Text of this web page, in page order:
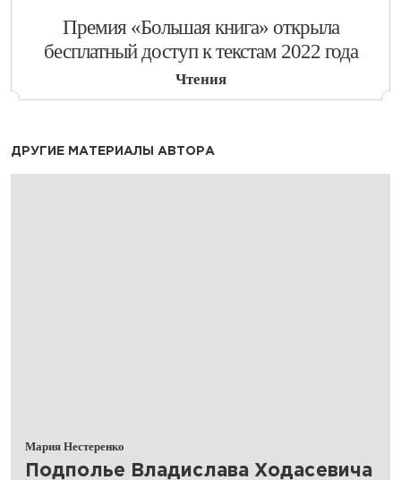
​Премия «Большая книга» открыла
бесплатный доступ к текстам 2022 года
Чтения
ДРУГИЕ МАТЕРИАЛЫ АВТОРА
Мария Нестеренко
​Подполье Владислава Ходасевича